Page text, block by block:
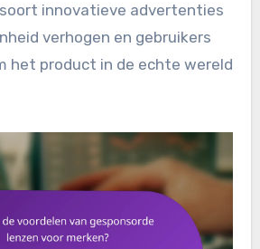
innovatieve advertenties
verhogen en gebruikers
het product in de echte wereld